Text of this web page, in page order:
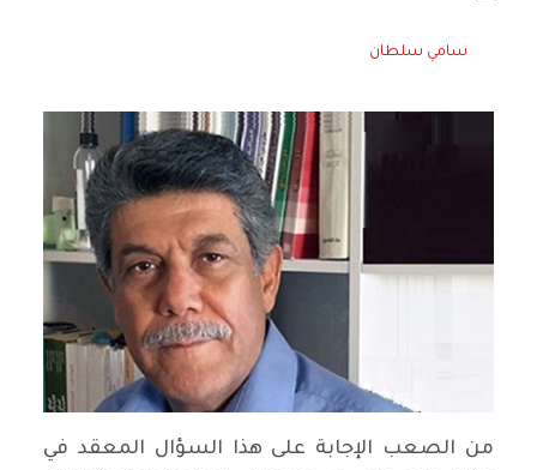
سامي سلطان
من الصعب الإجابة على هذا السؤال المعقد في